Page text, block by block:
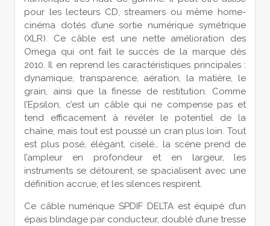
pour les lecteurs CD, streamers ou même home-
cinéma dotés d’une sortie numérique symétrique
(XLR). Ce câble est une nette amélioration des
Omega qui ont fait le succès de la marque dès
2010. Il en reprend les caractéristiques principales :
dynamique, transparence, aération, la matière, le
grain, ainsi que la finesse de restitution. Comme
l’Epsilon, c’est un câble qui ne compense pas et
tend efficacement à révéler le potentiel de la
chaîne, mais tout est poussé un cran plus loin. Tout
est plus posé, élégant, ciselé… la scène prend de
l’ampleur en profondeur et en largeur, les
instruments se détourent, se spacialisent avec une
définition accrue, et les silences respirent.
Ce câble numérique SPDIF DELTA est équipé d’un
épais blindage par conducteur, doublé d’une tresse